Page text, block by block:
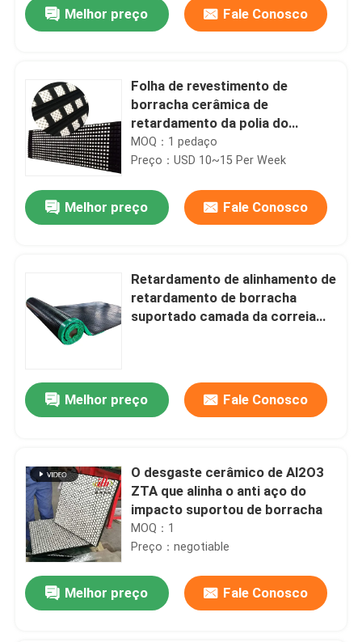
Melhor preço Fale Conosco
Folha de revestimento de
borracha cerâmica de
retardamento da polia do
transporte com camada de
ligamento da NC
MOQ：1 pedaço
Preço：USD 10~15 Per Week
Melhor preço Fale Conosco
Retardamento de alinhamento de
retardamento de borracha
suportado camada da correia
Melhor preço Fale Conosco
O desgaste cerâmico de Al2O3
ZTA que alinha o anti aço do
impacto suportou de borracha
MOQ：1
Preço：negotiable
Melhor preço Fale Conosco